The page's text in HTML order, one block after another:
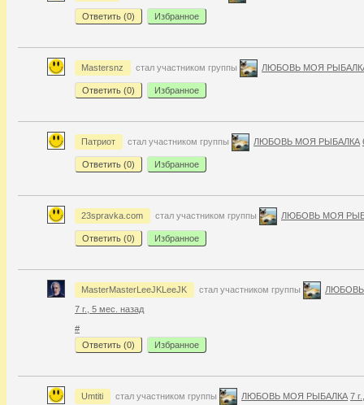
Ответить (0) Избранное
Mastersnz стал участником группы ЛЮБОВЬ МОЯ
Ответить (0) Избранное
Патриот стал участником группы ЛЮБОВЬ МОЯ РЫБАЛКА
Ответить (0) Избранное
23spravka.com стал участником группы ЛЮБОВЬ МОЯ
Ответить (0) Избранное
MasterMasterLeeJKLeeJK стал участником группы
7 г., 5 мес. назад
#
Ответить (0) Избранное
Umtiti стал участником группы ЛЮБОВЬ МОЯ РЫБАЛКА 7